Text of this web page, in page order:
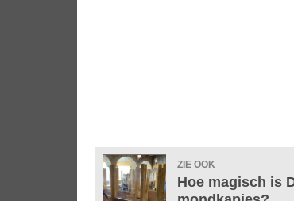
ZIE OOK
Hoe magisch is